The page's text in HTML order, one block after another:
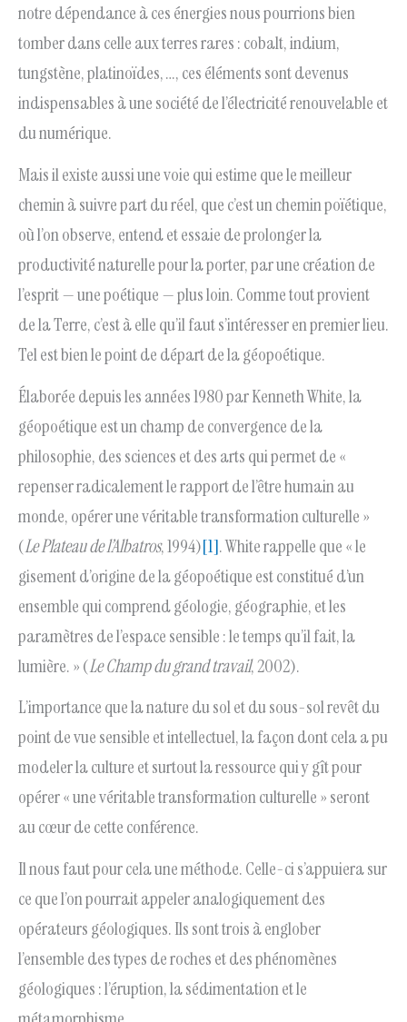
notre dépendance à ces énergies nous pourrions bien
tomber dans celle aux terres rares : cobalt, indium,
tungstène, platinoïdes, …, ces éléments sont devenus
indispensables à une société de l’électricité renouvelable et
du numérique.
Mais il existe aussi une voie qui estime que le meilleur
chemin à suivre part du réel, que c’est un chemin poïétique,
où l’on observe, entend et essaie de prolonger la
productivité naturelle pour la porter, par une création de
l’esprit — une poétique — plus loin. Comme tout provient
de la Terre, c’est à elle qu’il faut s’intéresser en premier lieu.
Tel est bien le point de départ de la géopoétique.
Élaborée depuis les années 1980 par Kenneth White, la
géopoétique est un champ de convergence de la
philosophie, des sciences et des arts qui permet de «
repenser radicalement le rapport de l’être humain au
monde, opérer une véritable transformation culturelle »
(Le Plateau de l’Albatros, 1994)[1]. White rappelle que « le
gisement d’origine de la géopoétique est constitué d’un
ensemble qui comprend géologie, géographie, et les
paramètres de l’espace sensible : le temps qu’il fait, la
lumière. » (Le Champ du grand travail, 2002).
L’importance que la nature du sol et du sous-sol revêt du
point de vue sensible et intellectuel, la façon dont cela a pu
modeler la culture et surtout la ressource qui y gît pour
opérer « une véritable transformation culturelle » seront
au cœur de cette conférence.
Il nous faut pour cela une méthode. Celle-ci s’appuiera sur
ce que l’on pourrait appeler analogiquement des
opérateurs géologiques. Ils sont trois à englober
l’ensemble des types de roches et des phénomènes
géologiques : l’éruption, la sédimentation et le